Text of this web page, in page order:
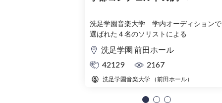
洗足学園音楽大学 学内オーディションで
選ばれた４名のソリストによる
洗足学園 前田ホール
42129
2167
洗足学園音楽大学 （前田ホール）